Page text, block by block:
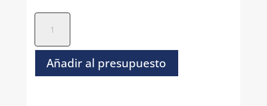
Hexagonal
P/A
Inoxidable
-
Añadir al presupuesto